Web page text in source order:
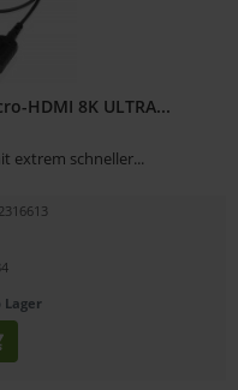
HDMI 8K ULTRA...
extrem schneller...
Lager